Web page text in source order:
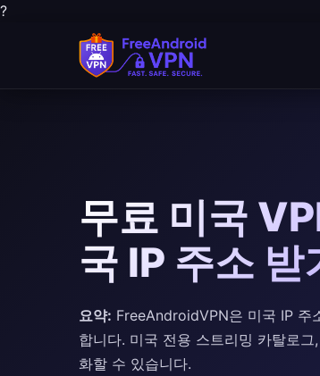
?
무료 미국
국 IP 주소 받
요약: FreeAndroidVPN은 미국 IP 주
합니다. 미국 전용 스트리밍 카탈로
화할 수 있습니다.